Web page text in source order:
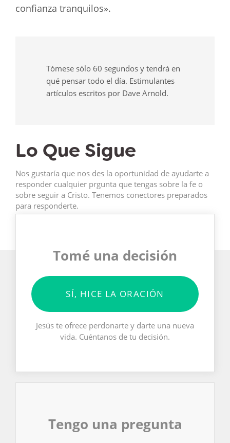
confianza tranquilos».
Tómese sólo 60 segundos y tendrá en
qué pensar todo el día. Estimulantes
artículos escritos por Dave Arnold.
Lo Que Sigue
Nos gustaría que nos des la oportunidad de ayudarte a
responder cualquier prgunta que tengas sobre la fe o
sobre seguir a Cristo. Tenemos conectores preparados
para responderte.
Tomé una decisión
SÍ, HICE LA ORACIÓN
Jesús te ofrece perdonarte y darte una nueva
vida. Cuéntanos de tu decisión.
Tengo una pregunta